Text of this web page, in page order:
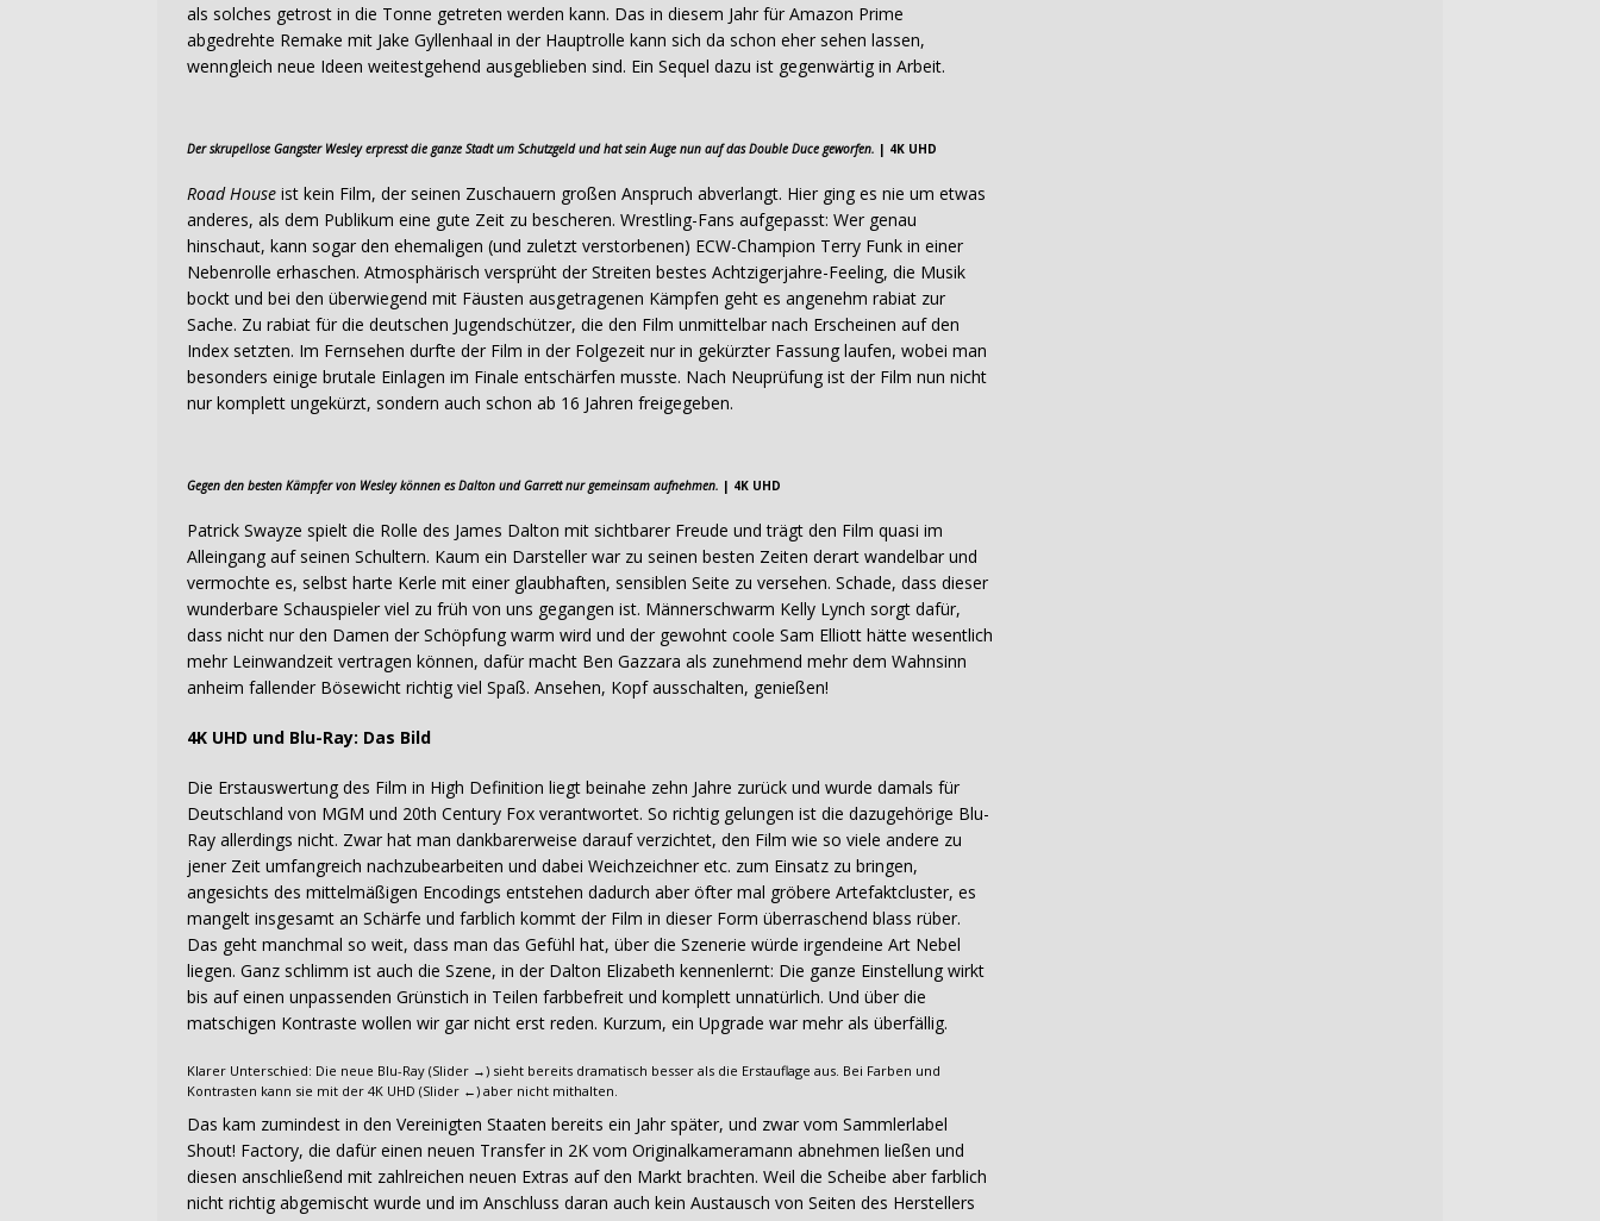
als solches getrost in die Tonne getreten werden kann. Das in diesem Jahr für Amazon Prime
abgedrehte Remake mit Jake Gyllenhaal in der Hauptrolle kann sich da schon eher sehen lassen,
wenngleich neue Ideen weitestgehend ausgeblieben sind. Ein Sequel dazu ist gegenwärtig in Arbeit.
Der skrupellose Gangster Wesley erpresst die ganze Stadt um Schutzgeld und hat sein Auge nun auf das Double Duce geworfen. | 4K UHD
Road House ist kein Film, der seinen Zuschauern großen Anspruch abverlangt. Hier ging es nie um etwas
anderes, als dem Publikum eine gute Zeit zu bescheren. Wrestling-Fans aufgepasst: Wer genau
hinschaut, kann sogar den ehemaligen (und zuletzt verstorbenen) ECW-Champion Terry Funk in einer
Nebenrolle erhaschen. Atmosphärisch versprüht der Streiten bestes Achtzigerjahre-Feeling, die Musik
bockt und bei den überwiegend mit Fäusten ausgetragenen Kämpfen geht es angenehm rabiat zur
Sache. Zu rabiat für die deutschen Jugendschützer, die den Film unmittelbar nach Erscheinen auf den
Index setzten. Im Fernsehen durfte der Film in der Folgezeit nur in gekürzter Fassung laufen, wobei man
besonders einige brutale Einlagen im Finale entschärfen musste. Nach Neuprüfung ist der Film nun nicht
nur komplett ungekürzt, sondern auch schon ab 16 Jahren freigegeben.
Gegen den besten Kämpfer von Wesley können es Dalton und Garrett nur gemeinsam aufnehmen. | 4K UHD
Patrick Swayze spielt die Rolle des James Dalton mit sichtbarer Freude und trägt den Film quasi im
Alleingang auf seinen Schultern. Kaum ein Darsteller war zu seinen besten Zeiten derart wandelbar und
vermochte es, selbst harte Kerle mit einer glaubhaften, sensiblen Seite zu versehen. Schade, dass dieser
wunderbare Schauspieler viel zu früh von uns gegangen ist. Männerschwarm Kelly Lynch sorgt dafür,
dass nicht nur den Damen der Schöpfung warm wird und der gewohnt coole Sam Elliott hätte wesentlich
mehr Leinwandzeit vertragen können, dafür macht Ben Gazzara als zunehmend mehr dem Wahnsinn
anheim fallender Bösewicht richtig viel Spaß. Ansehen, Kopf ausschalten, genießen!
4K UHD und Blu-Ray: Das Bild
Die Erstauswertung des Film in High Definition liegt beinahe zehn Jahre zurück und wurde damals für
Deutschland von MGM und 20th Century Fox verantwortet. So richtig gelungen ist die dazugehörige Blu-
Ray allerdings nicht. Zwar hat man dankbarerweise darauf verzichtet, den Film wie so viele andere zu
jener Zeit umfangreich nachzubearbeiten und dabei Weichzeichner etc. zum Einsatz zu bringen,
angesichts des mittelmäßigen Encodings entstehen dadurch aber öfter mal gröbere Artefaktcluster, es
mangelt insgesamt an Schärfe und farblich kommt der Film in dieser Form überraschend blass rüber.
Das geht manchmal so weit, dass man das Gefühl hat, über die Szenerie würde irgendeine Art Nebel
liegen. Ganz schlimm ist auch die Szene, in der Dalton Elizabeth kennenlernt: Die ganze Einstellung wirkt
bis auf einen unpassenden Grünstich in Teilen farbbefreit und komplett unnatürlich. Und über die
matschigen Kontraste wollen wir gar nicht erst reden. Kurzum, ein Upgrade war mehr als überfällig.
Klarer Unterschied: Die neue Blu-Ray (Slider →) sieht bereits dramatisch besser als die Erstauflage aus. Bei Farben und
Kontrasten kann sie mit der 4K UHD (Slider ←) aber nicht mithalten.
Das kam zumindest in den Vereinigten Staaten bereits ein Jahr später, und zwar vom Sammlerlabel
Shout! Factory, die dafür einen neuen Transfer in 2K vom Originalkameramann abnehmen ließen und
diesen anschließend mit zahlreichen neuen Extras auf den Markt brachten. Weil die Scheibe aber farblich
nicht richtig abgemischt wurde und im Anschluss daran auch kein Austausch von Seiten des Herstellers